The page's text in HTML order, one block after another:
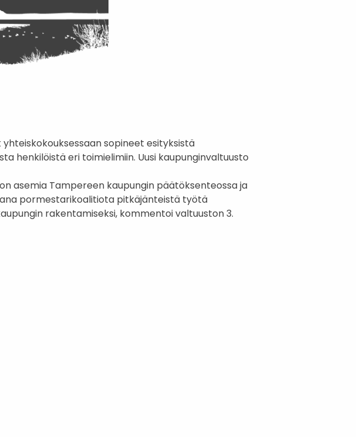
sopineet esityksistä
henkilöistä eri toimielimiin. Uusi kaupunginvaltuusto
asemia Tampereen kaupungin päätöksenteossa ja
pormestarikoalitiota pitkäjänteistä työtä
rakentamiseksi, kommentoi valtuuston 3.